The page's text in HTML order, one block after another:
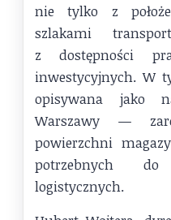
nie tylko z
szlakami
z dostępności
inwestycyjnych. W
opisywana jako
Warszawy —
powierzchni
potrzebnych
logistycznych.